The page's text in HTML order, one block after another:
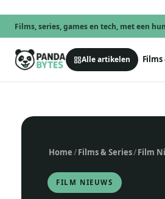
Films, series, games en tech, met een
Alle artikelen Films
Home/Films & Series/Film
FILM NIEUWS